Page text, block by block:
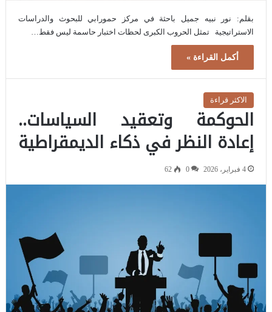
بقلم: نور نبيه جميل باحثة في مركز حمورابي للبحوث والدراسات
الاستراتيجية تمثل الحروب الكبرى لحظات اختبار حاسمة ليس فقط…
أكمل القراءة »
الاكثر قراءة
الحوكمة وتعقيد السياسات..
إعادة النظر في ذكاء الديمقراطية
4 فبراير، 2026 0
62